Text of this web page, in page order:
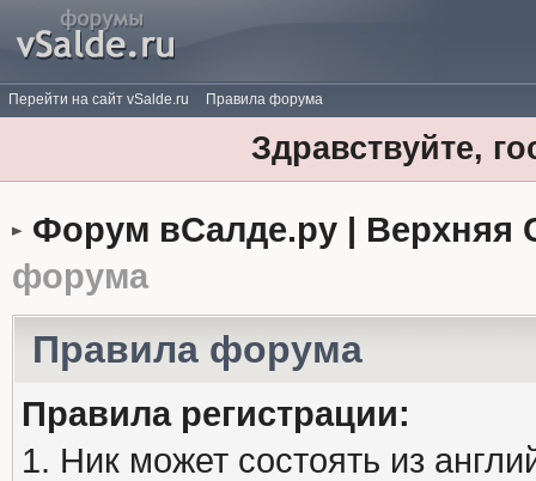
Перейти на сайт vSalde.ru Правила форума
Здравствуйте,
Форум вСалде.ру | Верхняя
форума
Правила форума
Правила регистрации:
1. Ник может состоять из